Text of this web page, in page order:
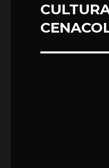
Articolo
successivo: